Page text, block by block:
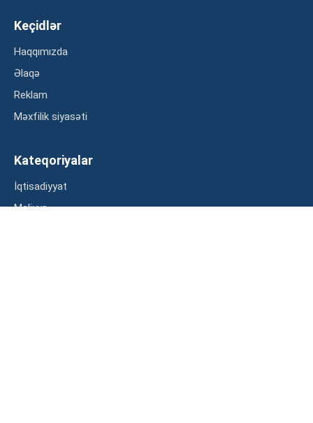
Keçidlər
Haqqımızda
Əlaqə
Reklam
Məxfilik siyasəti
Kateqoriyalar
İqtisadiyyat
Maliyyə